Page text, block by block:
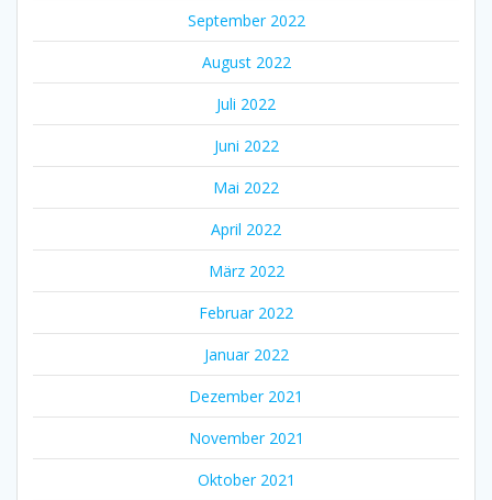
September 2022
August 2022
Juli 2022
Juni 2022
Mai 2022
April 2022
März 2022
Februar 2022
Januar 2022
Dezember 2021
November 2021
Oktober 2021